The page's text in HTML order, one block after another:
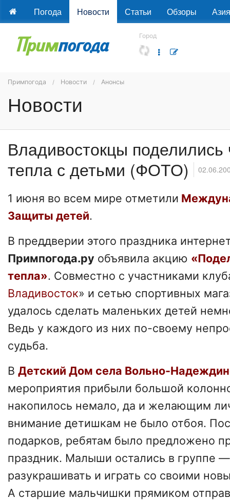
Погода Новости Статьи Обзоры Азия
Город
Примпогода Новости Анонсы
Новости
Владивостокцы поделились
тепла с детьми (ФОТО)
1 июня во всем мире отметили
Защиты детей.
В преддверии этого праздника
Примпогода.ру объявила акцию
тепла». Совместно с участниками
Владивосток» и сетью спортивных
удалось сделать маленьких детей
Ведь у каждого из них по-своему
судьба.
В Детский Дом села Вольно-
мероприятия прибыли большой
накопилось немало, да и желающим
внимание детишкам не было отбоя.
подарков, ребятам было предложено
праздник. Малыши остались в группе
разукрашивать и играть со своими
А старшие мальчишки прямиком